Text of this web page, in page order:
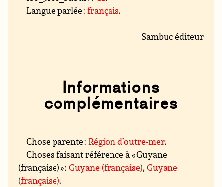
Langue parlée :français.
Sambuc éditeur
Informations
complémentaires
Chose parente :Région d’outre-mer.
Choses faisant référence à « Guyane
(française) » :Guyane (française),Guyane
(française).